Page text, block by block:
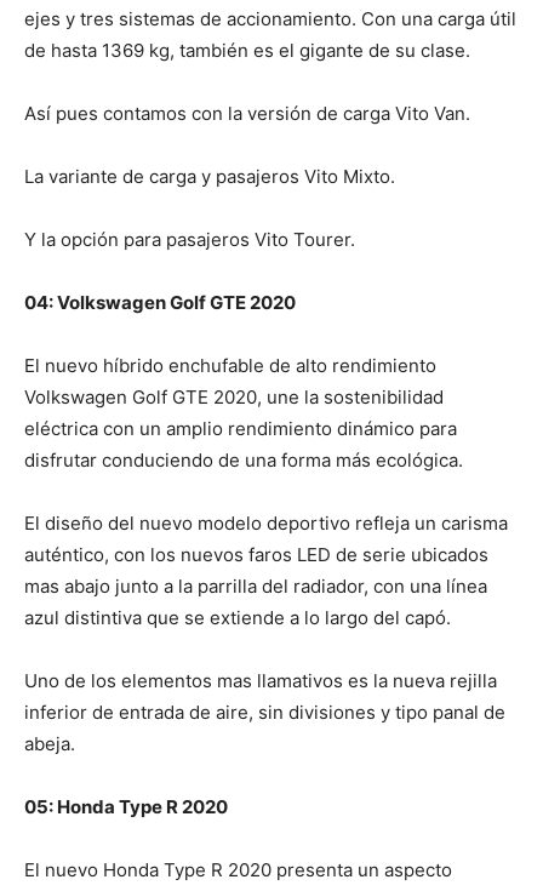
ejes y tres sistemas de accionamiento. Con una carga útil
de hasta 1369 kg, también es el gigante de su clase.
Así pues contamos con la versión de carga Vito Van.
La variante de carga y pasajeros Vito Mixto.
Y la opción para pasajeros Vito Tourer.
04: Volkswagen Golf GTE 2020
El nuevo híbrido enchufable de alto rendimiento
Volkswagen Golf GTE 2020, une la sostenibilidad
eléctrica con un amplio rendimiento dinámico para
disfrutar conduciendo de una forma más ecológica.
El diseño del nuevo modelo deportivo refleja un carisma
auténtico, con los nuevos faros LED de serie ubicados
mas abajo junto a la parrilla del radiador, con una línea
azul distintiva que se extiende a lo largo del capó.
Uno de los elementos mas llamativos es la nueva rejilla
inferior de entrada de aire, sin divisiones y tipo panal de
abeja.
05: Honda Type R 2020
El nuevo Honda Type R 2020 presenta un aspecto